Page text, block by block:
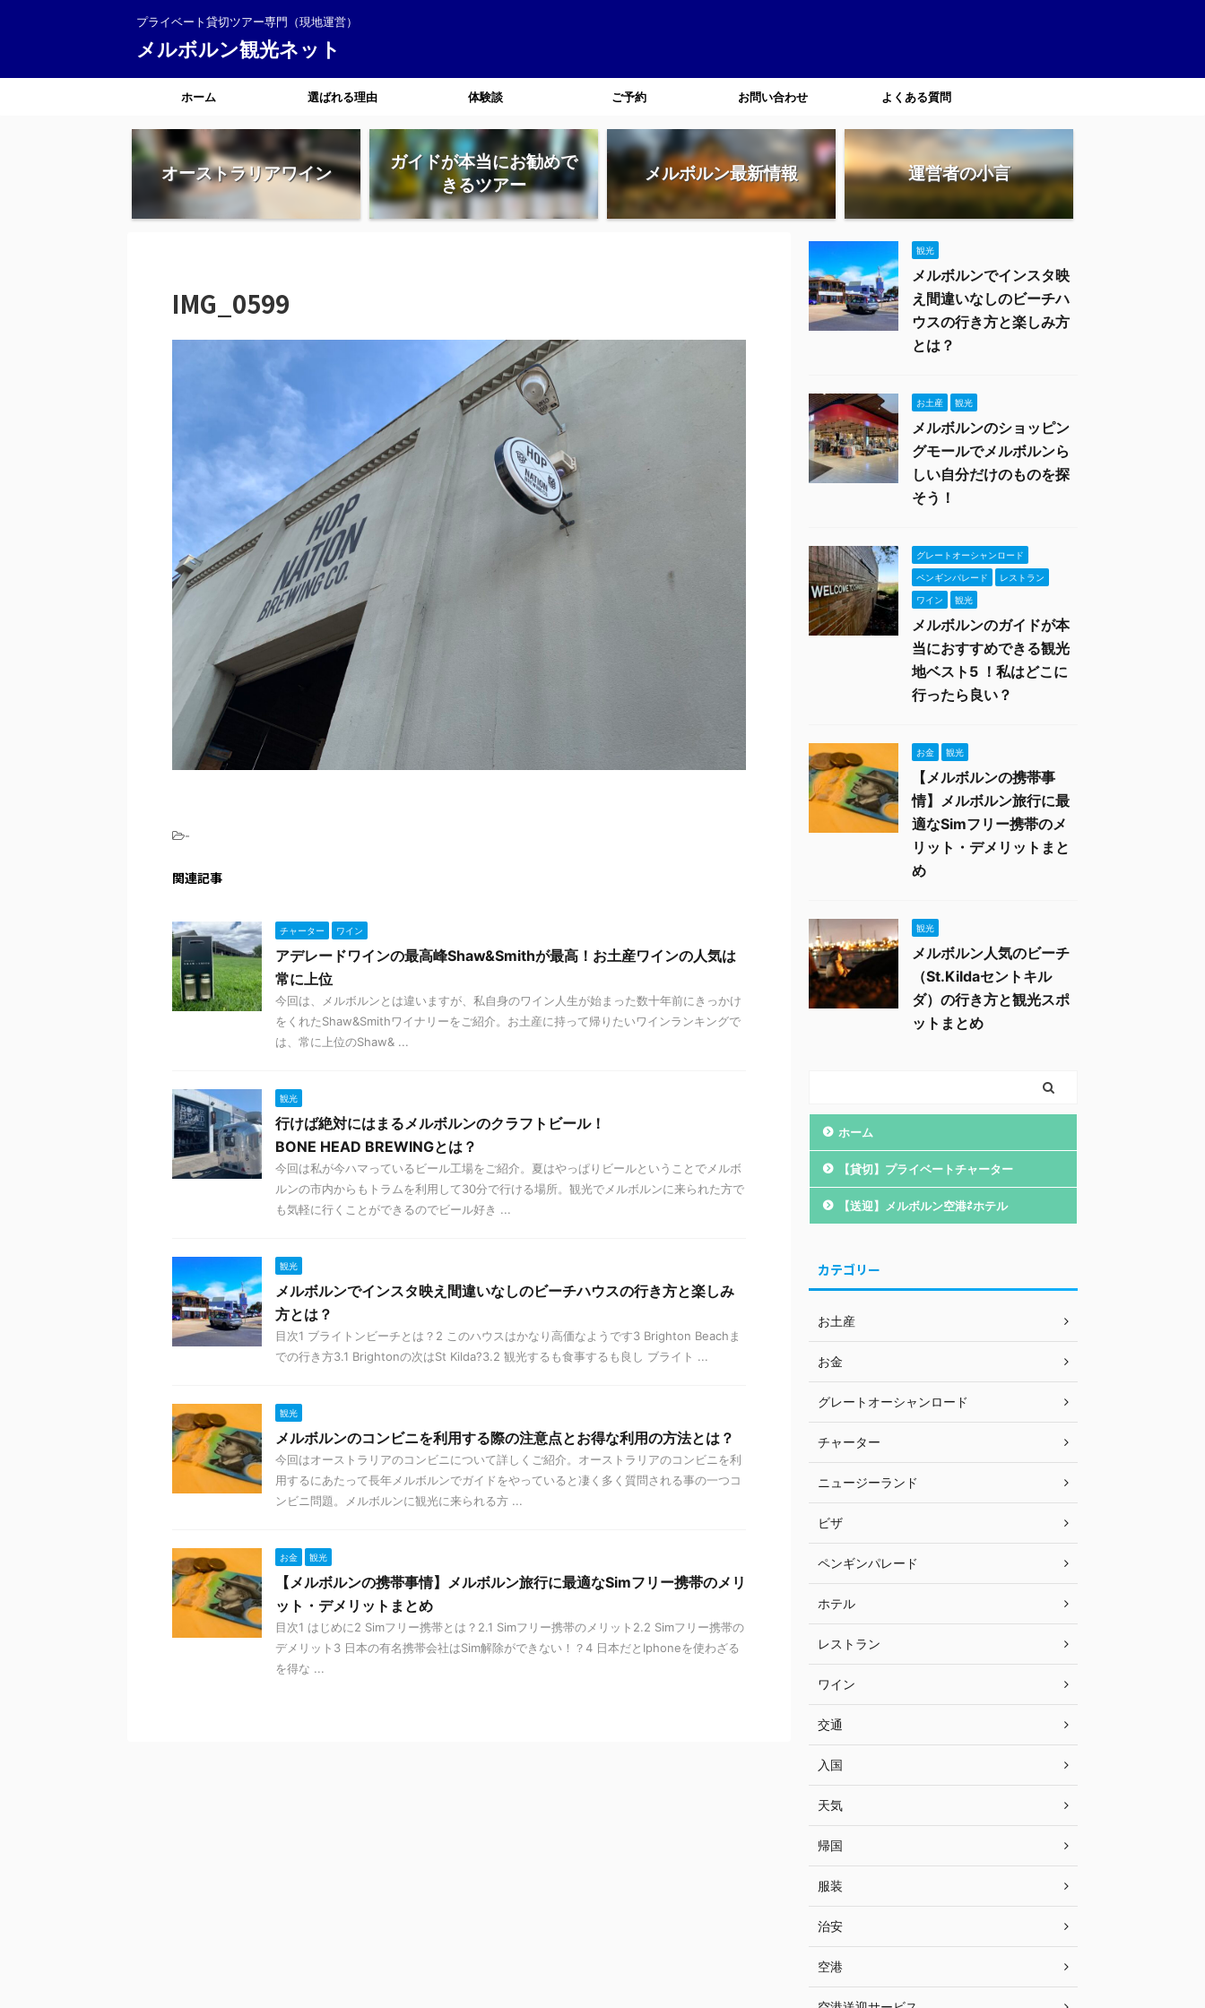
プライベート貸切ツアー専門（現地運営）
メルボルン観光ネット
ホーム 選ばれる理由 体験談 ご予約 お問い合わせ よくある質問
オーストラリアワイン
ガイドが本当にお勧めで
きるツアー
メルボルン最新情報 運営者の小言
IMG_0599
-
関連記事
チャーター ワイン
アデレードワインの最高峰Shaw&Smithが最高！お土産ワインの人気は
常に上位
今回は、メルボルンとは違いますが、私自身のワイン人生が始まった数十年前にきっかけ
をくれたShaw&Smithワイナリーをご紹介。お土産に持って帰りたいワインランキングで
は、常に上位のShaw& ...
観光
行けば絶対にはまるメルボルンのクラフトビール！
BONE HEAD BREWINGとは？
今回は私が今ハマっているビール工場をご紹介。夏はやっぱりビールということでメルボ
ルンの市内からもトラムを利用して30分で行ける場所。観光でメルボルンに来られた方で
も気軽に行くことができるのでビール好き ...
観光
メルボルンでインスタ映え間違いなしのビーチハウスの行き方と楽しみ
方とは？
目次1 ブライトンビーチとは？2 このハウスはかなり高価なようです3 Brighton Beachま
での行き方3.1 Brightonの次はSt Kilda?3.2 観光するも食事するも良し ブライト ...
観光
メルボルンのコンビニを利用する際の注意点とお得な利用の方法とは？
今回はオーストラリアのコンビニについて詳しくご紹介。オーストラリアのコンビニを利
用するにあたって長年メルボルンでガイドをやっていると凄く多く質問される事の一つコ
ンビニ問題。メルボルンに観光に来られる方 ...
お金 観光
【メルボルンの携帯事情】メルボルン旅行に最適なSimフリー携帯のメリ
ット・デメリットまとめ
目次1 はじめに2 Simフリー携帯とは？2.1 Simフリー携帯のメリット2.2 Simフリー携帯の
デメリット3 日本の有名携帯会社はSim解除ができない！？4 日本だとIphoneを使わざる
を得な ...
観光
メルボルンでインスタ映
え間違いなしのビーチハ
ウスの行き方と楽しみ方
とは？
お土産 観光
メルボルンのショッピン
グモールでメルボルンら
しい自分だけのものを探
そう！
グレートオーシャンロード
ペンギンパレード レストラン
ワイン 観光
メルボルンのガイドが本
当におすすめできる観光
地ベスト5 ！私はどこに
行ったら良い？
お金 観光
【メルボルンの携帯事
情】メルボルン旅行に最
適なSimフリー携帯のメ
リット・デメリットまと
め
観光
メルボルン人気のビーチ
（St.Kildaセントキル
ダ）の行き方と観光スポ
ットまとめ
ホーム
【貸切】プライベートチャーター
【送迎】メルボルン空港⇄ホテル
カテゴリー
お土産
お金
グレートオーシャンロード
チャーター
ニュージーランド
ビザ
ペンギンパレード
ホテル
レストラン
ワイン
交通
入国
天気
帰国
服装
治安
空港